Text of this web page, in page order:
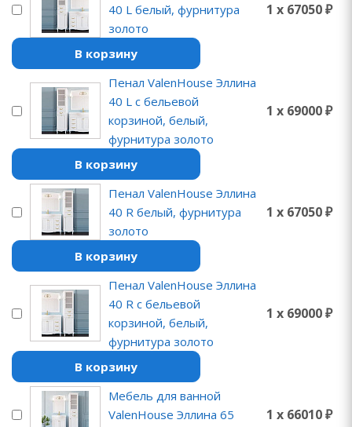
40 L белый, фурнитура
золото
1 x 67050 ₽
В корзину
Пенал ValenHouse Эллина
40 L с бельевой
корзиной, белый,
фурнитура золото
1 x 69000 ₽
В корзину
Пенал ValenHouse Эллина
40 R белый, фурнитура
золото
1 x 67050 ₽
В корзину
Пенал ValenHouse Эллина
40 R с бельевой
корзиной, белый,
фурнитура золото
1 x 69000 ₽
В корзину
Мебель для ванной
ValenHouse Эллина 65
1 x 66010 ₽